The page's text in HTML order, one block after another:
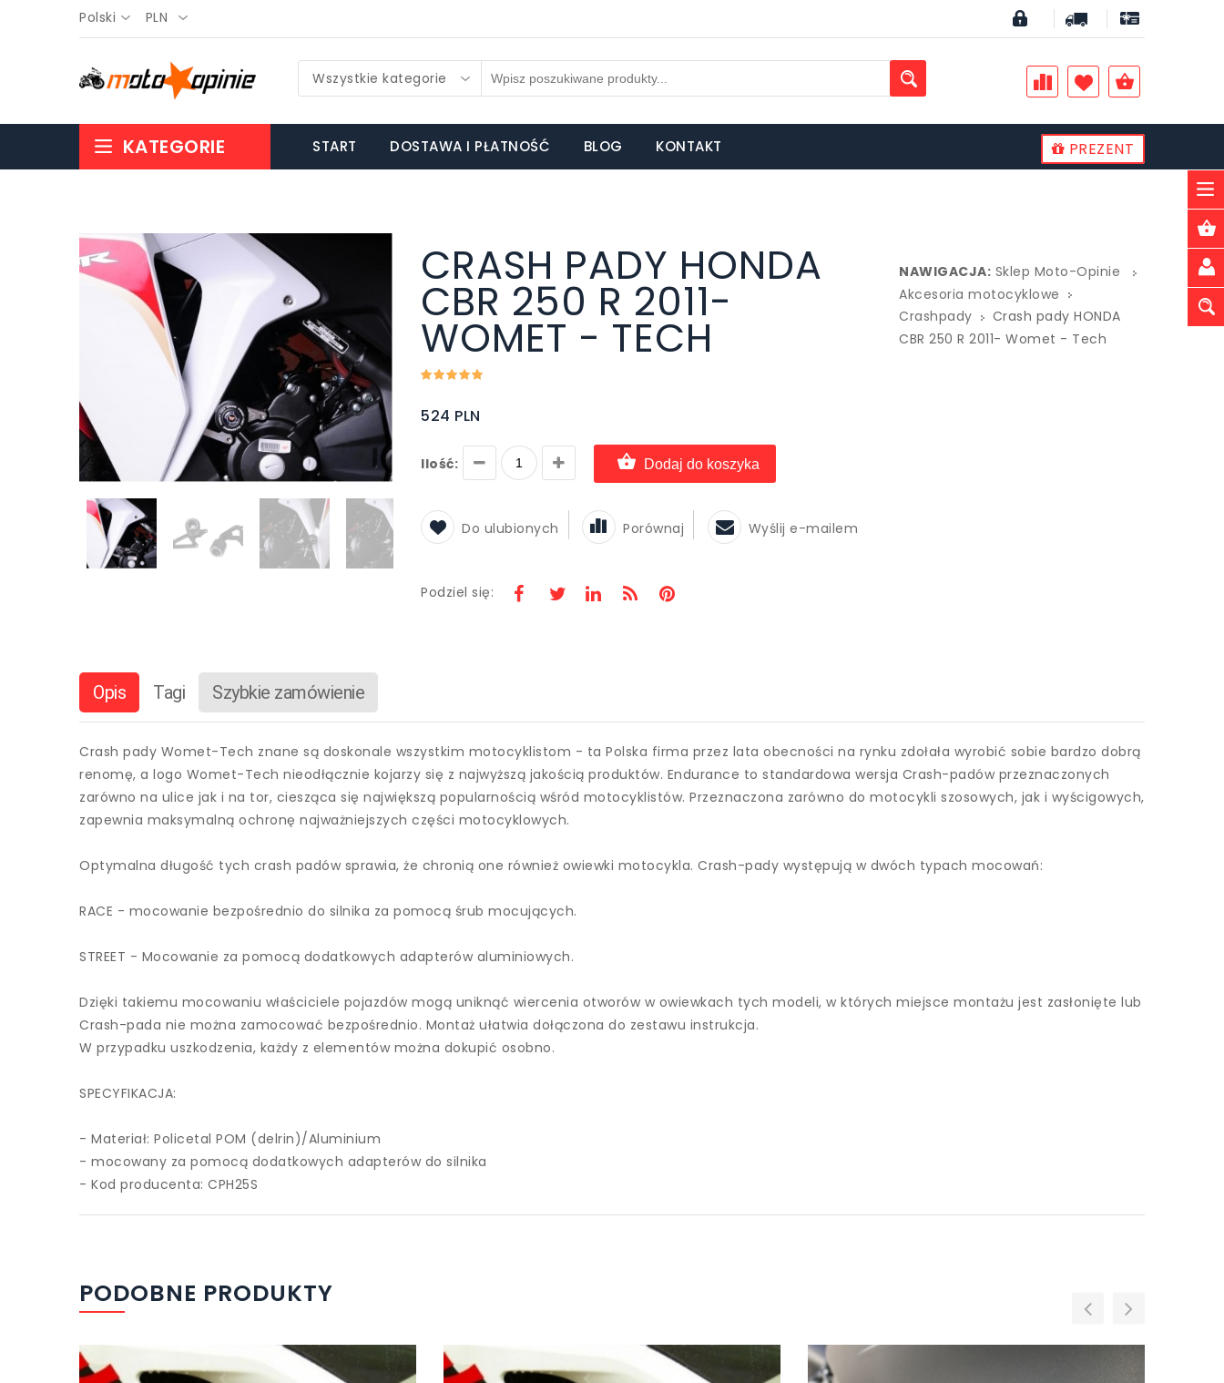
Polski PLN
Wszystkie kategorie
PLN
KATEGORIE START DOSTAWA I PŁATNOŚĆ BLOG KONTAKT PREZENT
CRASH PADY HONDA
CBR 250 R 2011-
WOMET - TECH
524 PLN
Ilość: Dodaj do koszyka
Do ulubionych Porównaj Wyślij e-mailem
Podziel się:
NAWIGACJA: Sklep Moto-Opinie
Akcesoria motocyklowe
Crashpady
Crash pady HONDA
CBR 250 R 2011- Womet - Tech
Opis Tagi Szybkie zamówienie
Crash pady Womet-Tech znane są doskonale wszystkim motocyklistom - ta Polska firma przez lata obecności na rynku zdołała wyrobić sobie bardzo dobrą
renomę, a logo Womet-Tech nieodłącznie kojarzy się z najwyższą jakością produktów. Endurance to standardowa wersja Crash-padów przeznaczonych
zarówno na ulice jak i na tor, ciesząca się największą popularnością wśród motocyklistów. Przeznaczona zarówno do motocykli szosowych, jak i wyścigowych,
zapewnia maksymalną ochronę najważniejszych części motocyklowych.
Optymalna długość tych crash padów sprawia, że chronią one również owiewki motocykla. Crash-pady występują w dwóch typach mocowań:
RACE - mocowanie bezpośrednio do silnika za pomocą śrub mocujących.
STREET - Mocowanie za pomocą dodatkowych adapterów aluminiowych.
Dzięki takiemu mocowaniu właściciele pojazdów mogą uniknąć wiercenia otworów w owiewkach tych modeli, w których miejsce montażu jest zasłonięte lub
Crash-pada nie można zamocować bezpośrednio. Montaż ułatwia dołączona do zestawu instrukcja.
W przypadku uszkodzenia, każdy z elementów można dokupić osobno.
SPECYFIKACJA:
- Materiał: Policetal POM (delrin)/Aluminium
- mocowany za pomocą dodatkowych adapterów do silnika
- Kod producenta: CPH25S
PODOBNE PRODUKTY